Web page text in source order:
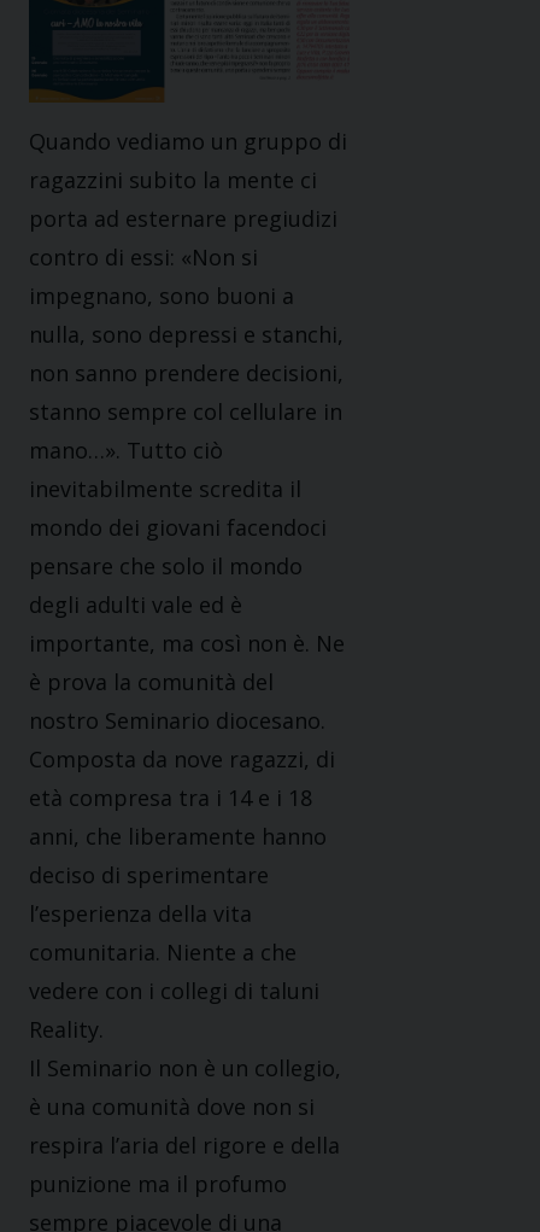
Quando vediamo un gruppo di
ragaz­zini subito la mente ci
porta ad esternare pregiudizi
contro di essi: «Non si
impegnano, sono buoni a
nulla, sono depressi e stanchi,
non sanno pren­dere decisioni,
stanno sempre col cellula­re in
mano…». Tutto ciò
inevitabilmente scredita il
mondo dei giovani facendoci
pensare che solo il mondo
degli adulti vale ed è
importante, ma così non è. Ne
è prova la comunità del
nostro Seminario diocesano.
Composta da nove ragazzi, di
età compresa tra i 14 e i 18
anni, che liberamente hanno
deciso di sperimen­tare
l’esperienza della vita
comunitaria. Niente a che
vedere con i collegi di taluni
Reality.
Il Seminario non è un collegio,
è una comunità dove non si
respira l’aria del rigore e della
punizione ma il profumo
sempre piacevole di una